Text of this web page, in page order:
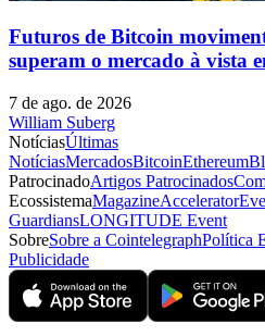
Futuros de Bitcoin
superam o mercado à vista
7 de ago. de 2026
William Suberg
NotíciasÚltimas
NotíciasMercadosBitcoinEthereum
PatrocinadoArtigos Patrocinados
EcossistemaMagazineAccelerator
GuardiansLONGITUDE Event
SobreSobre a CointelegraphPolítica
Publicidade